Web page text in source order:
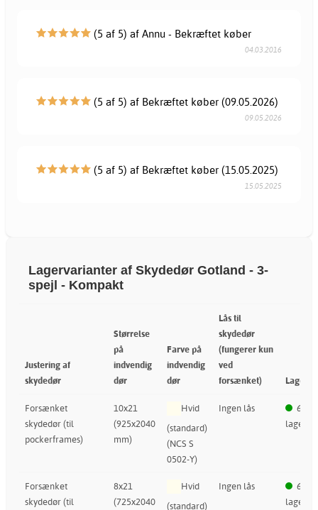
(5 af 5) af Annu - Bekræftet køber
04.03.2016
(5 af 5) af Bekræftet køber (09.05.2026)
09.05.2026
(5 af 5) af Bekræftet køber (15.05.2025)
15.05.2025
Lagervarianter af Skydedør Gotland - 3-
spejl - Kompakt
Justering af
skydedør
Størrelse
på
indvendig
dør
Farve på
indvendig
dør
Lås til
skydedør
(fungerer kun
ved
forsænket)
Forsænket
skydedør (til
pockerframes)
10x21
(925x2040
mm)
Hvid
(standard)
(NCS S
0502-Y)
Ingen lås
6
lager
Forsænket
skydedør (til
8x21
(725x2040
Hvid
(standard)
Ingen lås
6
lager